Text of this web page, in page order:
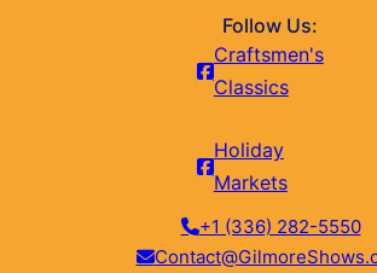
Follow Us:
Craftsmen's
Classics
Holiday
Markets
+1 (336) 282-5550